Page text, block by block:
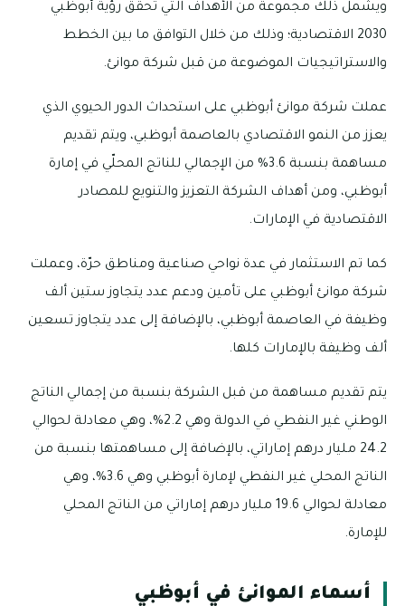
ويشمل ذلك مجموعة من الأهداف التي تحقق رؤية أبوظبي
2030 الاقتصادية؛ وذلك من خلال التوافق ما بين الخطط
والاستراتيجيات الموضوعة من قبل شركة موانئ.
عملت شركة موانئ أبوظبي على استحداث الدور الحيوي الذي
يعزز من النمو الاقتصادي بالعاصمة أبوظبي، ويتم تقديم
مساهمة بنسبة 3.6% من الإجمالي للناتج المحلّي في إمارة
أبوظبي، ومن أهداف الشركة التعزيز والتنويع للمصادر
الاقتصادية في الإمارات.
كما تم الاستثمار في عدة نواحي صناعية ومناطق حرّة، وعملت
شركة موانئ أبوظبي على تأمين ودعم عدد يتجاوز ستين ألف
وظيفة في العاصمة أبوظبي، بالإضافة إلى عدد يتجاوز تسعين
ألف وظيفة بالإمارات كلها.
يتم تقديم مساهمة من قبل الشركة بنسبة من إجمالي الناتج
الوطني غير النفطي في الدولة وهي 2.2%، وهي معادلة لحوالي
24.2 مليار درهم إماراتي، بالإضافة إلى مساهمتها بنسبة من
الناتج المحلي غير النفطي لإمارة أبوظبي وهي 3.6%، وهي
معادلة لحوالي 19.6 مليار درهم إماراتي من الناتج المحلي
للإمارة.
أسماء الموانئ في أبوظبي